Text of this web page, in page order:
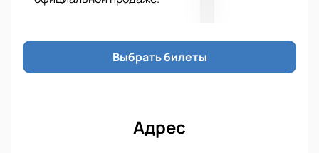
Выбрать билеты
Адрес